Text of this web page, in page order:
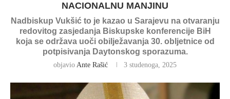
NACIONALNU MANJINU
Nadbiskup Vukšić to je kazao u Sarajevu na otvaranju
redovitog zasjedanja Biskupske konferencije BiH
koja se održava uoči obilježavanja 30. obljetnice od
potpisivanja Daytonskog sporazuma.
objavio Ante Rašić 3 studenoga, 2025